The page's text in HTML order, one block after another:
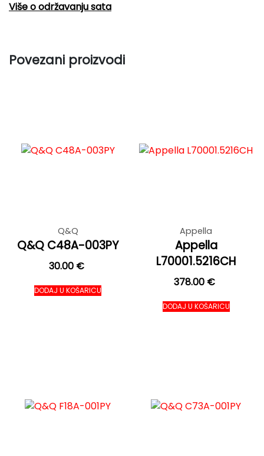
Više o održavanju sata
Povezani proizvodi
Q&Q
Q&Q C48A-003PY
30.00 €
DODAJ U KOŠARICU
Appella
Appella
L70001.5216CH
378.00 €
DODAJ U KOŠARICU